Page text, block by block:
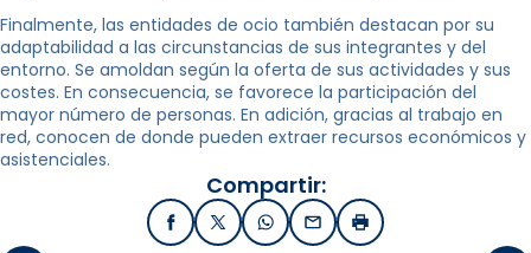
Finalmente, las entidades de ocio también destacan por su
adaptabilidad a las circunstancias de sus integrantes y del
entorno. Se amoldan según la oferta de sus actividades y sus
costes. En consecuencia, se favorece la participación del
mayor número de personas. En adición, gracias al trabajo en
red, conocen de donde pueden extraer recursos económicos y
asistenciales.
Compartir:
FacebookX / TwitterWhatsApp
EmailImprimir